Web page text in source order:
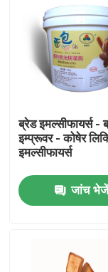
घर
ब्रेड इमल्सीफायर्स -
इम्प्रूवर - कोषेर
इमल्सीफायर्स
जांच भेजें